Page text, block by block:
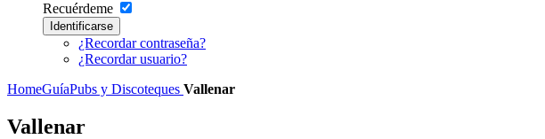
Recuérdeme
Identificarse
¿Recordar contraseña?
¿Recordar usuario?
HomeGuíaPubs y Discoteques Vallenar
Vallenar